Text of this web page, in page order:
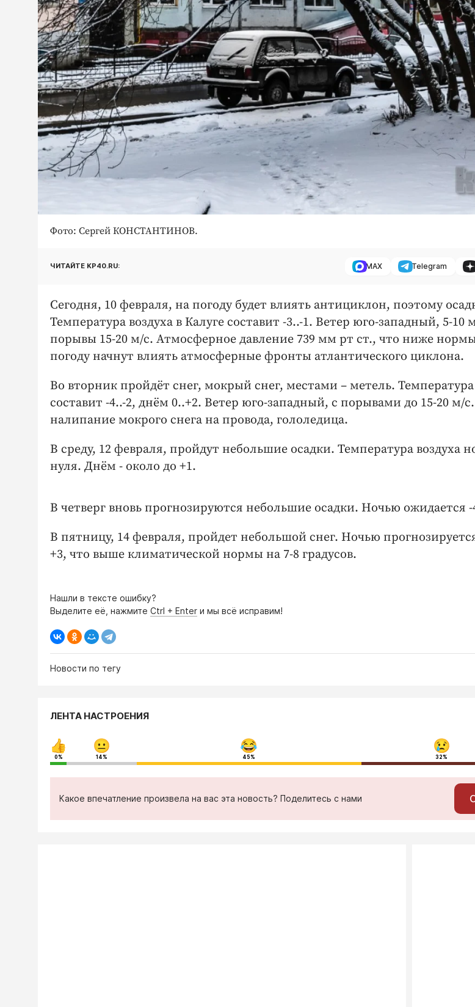
Фото: Сергей КОНСТАНТИНОВ.
ЧИТАЙТЕ KP40.RU: MAX Telegram
Сегодня, 10 февраля, на погоду будет влиять антициклон, поэтому
Температура воздуха в Калуге составит -3..-1. Ветер юго-западный, 5-10
порывы 15-20 м/с. Атмосферное давление 739 мм рт ст., что ниже
погоду начнут влиять атмосферные фронты атлантического циклона.
Во вторник пройдёт снег, мокрый снег, местами – метель.
составит -4..-2, днём 0..+2. Ветер юго-западный, с порывами до 15-20 м/
налипание мокрого снега на провода, гололедица.
В среду, 12 февраля, пройдут небольшие осадки. Температура воздуха
нуля. Днём - около до +1.
В четверг вновь прогнозируются небольшие осадки. Ночью ожидается -
В пятницу, 14 февраля, пройдет небольшой снег. Ночью
+3, что выше климатической нормы на 7-8 градусов.
Нашли в тексте ошибку?
Выделите её, нажмите Ctrl + Enter и мы всё исправим!
Новости по тегу
ЛЕНТА НАСТРОЕНИЯ
0% 14% 45% 32%
Какое впечатление произвела на вас эта новость? Поделитесь с нами